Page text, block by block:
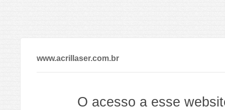
www.acrillaser.com.br
O acesso a esse